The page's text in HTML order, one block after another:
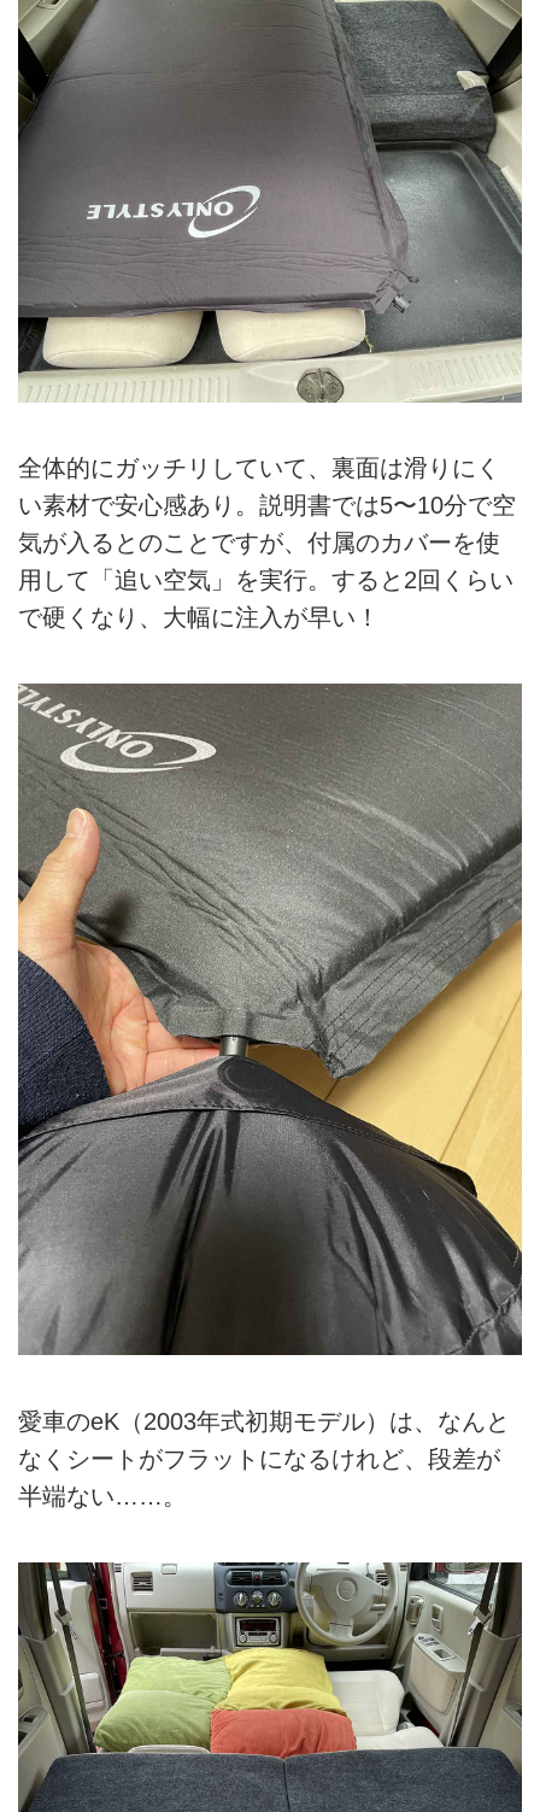
全体的にガッチリしていて、裏面は滑りにく
い素材で安心感あり。説明書では5〜10分で空
気が入るとのことですが、付属のカバーを使
用して「追い空気」を実行。すると2回くらい
で硬くなり、大幅に注入が早い！
愛車のeK（2003年式初期モデル）は、なんと
なくシートがフラットになるけれど、段差が
半端ない……。